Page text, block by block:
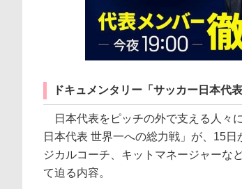
ドキュメンタリー「サッカー日本代
日本代表をピッチの外で支える人々
日本代表 世界一への総力戦」が、15
ジカルコーチ、キットマネージャーな
て迫る内容。